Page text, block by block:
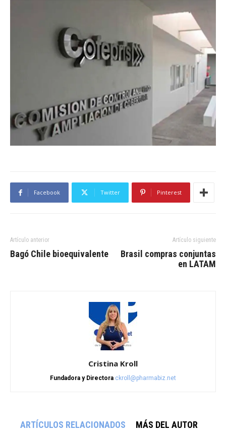
Facebook Twitter Pinterest
Artículo anterior
Bagó Chile bioequivalente
Artículo siguiente
Brasil compras conjuntas
Cristina Kroll
Fundadora y Directora ckroll@pharmabiz.net
ARTÍCULOS RELACIONADOS MÁS DEL AUTOR